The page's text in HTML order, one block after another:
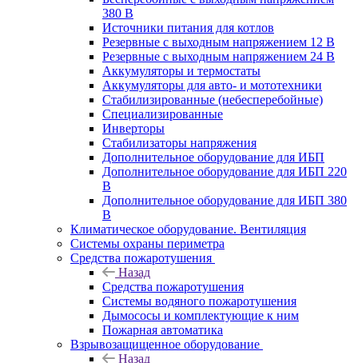
380 В
Источники питания для котлов
Резервные с выходным напряжением 12 В
Резервные с выходным напряжением 24 В
Аккумуляторы и термостаты
Аккумуляторы для авто- и мототехники
Стабилизированные (небесперебойные)
Специализированные
Инверторы
Стабилизаторы напряжения
Дополнительное оборудование для ИБП
Дополнительное оборудование для ИБП 220
В
Дополнительное оборудование для ИБП 380
В
Климатическое оборудование. Вентиляция
Системы охраны периметра
Средства пожаротушения
Назад
Средства пожаротушения
Системы водяного пожаротушения
Дымососы и комплектующие к ним
Пожарная автоматика
Взрывозащищенное оборудование
Назад